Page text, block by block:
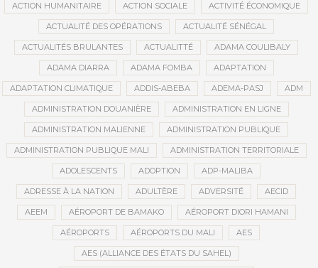
ACTION HUMANITAIRE ACTION SOCIALE ACTIVITÉ ÉCONOMIQUE
ACTUALITÉ DES OPÉRATIONS ACTUALITÉ SÉNÉGAL
ACTUALITÉS BRULANTES ACTUALITTÉ ADAMA COULIBALY
ADAMA DIARRA ADAMA FOMBA ADAPTATION
ADAPTATION CLIMATIQUE ADDIS-ABEBA ADEMA-PASJ ADM
ADMINISTRATION DOUANIÈRE ADMINISTRATION EN LIGNE
ADMINISTRATION MALIENNE ADMINISTRATION PUBLIQUE
ADMINISTRATION PUBLIQUE MALI ADMINISTRATION TERRITORIALE
ADOLESCENTS ADOPTION ADP-MALIBA
ADRESSE À LA NATION ADULTÈRE ADVERSITÉ AECID
AEEM AÉROPORT DE BAMAKO AÉROPORT DIORI HAMANI
AÉROPORTS AÉROPORTS DU MALI AES
AES (ALLIANCE DES ÉTATS DU SAHEL)